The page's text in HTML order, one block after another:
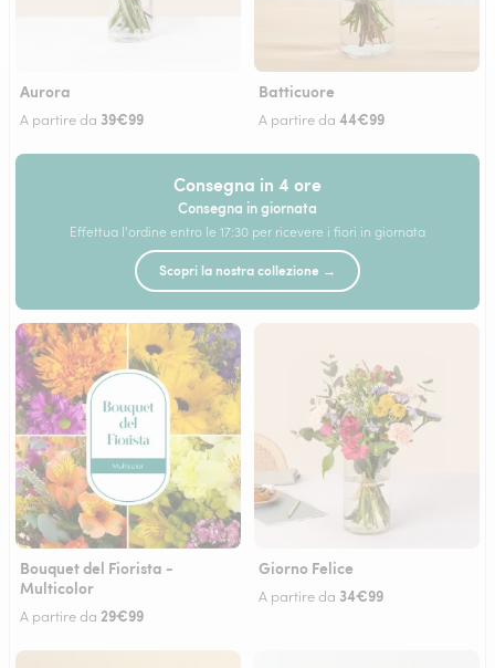
Aurora
A partire da 39€99
Batticuore
A partire da 44€99
Consegna in 4 ore
Consegna in giornata
Effettua l'ordine entro le 17:30 per ricevere i fiori in giornata
Scopri la nostra collezione →
Bouquet del Fiorista -
Multicolor
A partire da 29€99
Giorno Felice
A partire da 34€99